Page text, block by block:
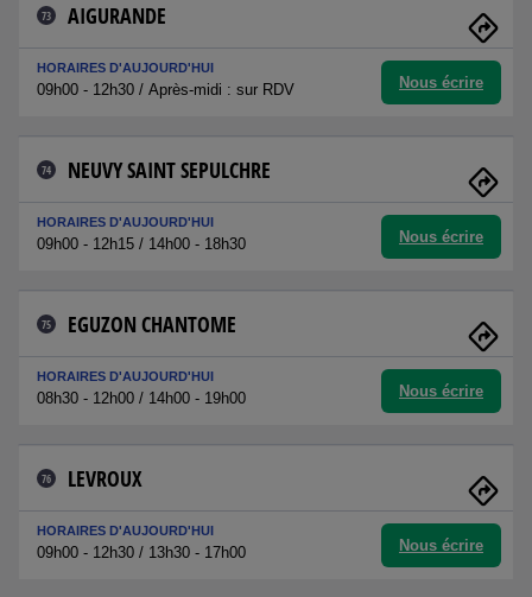
73 AIGURANDE
HORAIRES D'AUJOURD'HUI
09h00 - 12h30 / Après-midi : sur RDV Nous écrire
74 NEUVY SAINT SEPULCHRE
HORAIRES D'AUJOURD'HUI
09h00 - 12h15 / 14h00 - 18h30 Nous écrire
75 EGUZON CHANTOME
HORAIRES D'AUJOURD'HUI
08h30 - 12h00 / 14h00 - 19h00 Nous écrire
76 LEVROUX
HORAIRES D'AUJOURD'HUI
09h00 - 12h30 / 13h30 - 17h00 Nous écrire